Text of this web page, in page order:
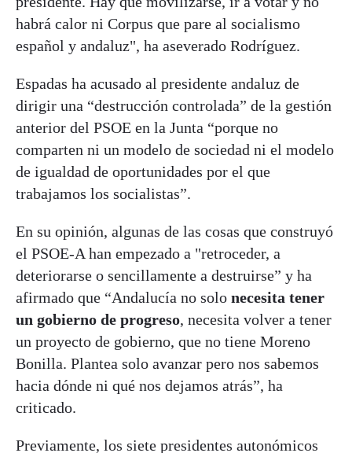
habrá calor ni Corpus que pare al socialismo
español y andaluz", ha aseverado Rodríguez.
Espadas ha acusado al presidente andaluz de
dirigir una “destrucción controlada” de la gestión
anterior del PSOE en la Junta “porque no
comparten ni un modelo de sociedad ni el modelo
de igualdad de oportunidades por el que
trabajamos los socialistas”.
En su opinión, algunas de las cosas que construyó
el PSOE-A han empezado a "retroceder, a
deteriorarse o sencillamente a destruirse” y ha
afirmado que “Andalucía no solo necesita tener
un gobierno de progreso, necesita volver a tener
un proyecto de gobierno, que no tiene Moreno
Bonilla. Plantea solo avanzar pero nos sabemos
hacia dónde ni qué nos dejamos atrás”, ha
criticado.
Previamente, los siete presidentes autonómicos